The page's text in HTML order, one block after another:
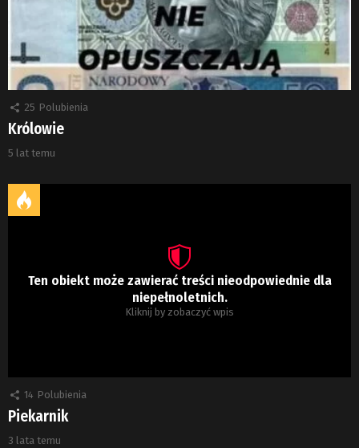
25 Polubienia
Królowie
5 lat temu
Ten obiekt może zawierać treści nieodpowiednie dla
niepełnoletnich.
Kliknij by zobaczyć wpis
14 Polubienia
Piekarnik
3 lata temu